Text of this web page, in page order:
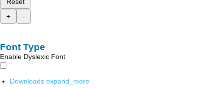
+
-
Font Type
Enable Dyslexic Font
Downloads expand_more